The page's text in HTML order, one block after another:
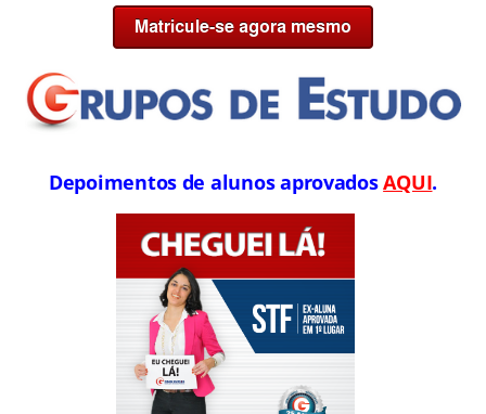
Depoimentos de alunos aprovadosAQUI.